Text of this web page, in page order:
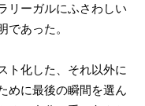
リーガルにふさわしい
あった。
ト化した、それ以外に
めに最後の瞬間を選ん